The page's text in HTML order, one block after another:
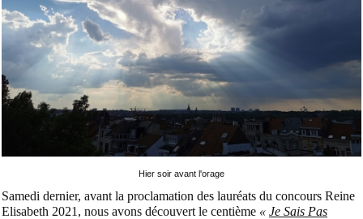
Hier soir avant l'orage
Samedi dernier, avant la proclamation des lauréats du concours Reine
Elisabeth 2021, nous avons découvert le centième « Je Sais Pas